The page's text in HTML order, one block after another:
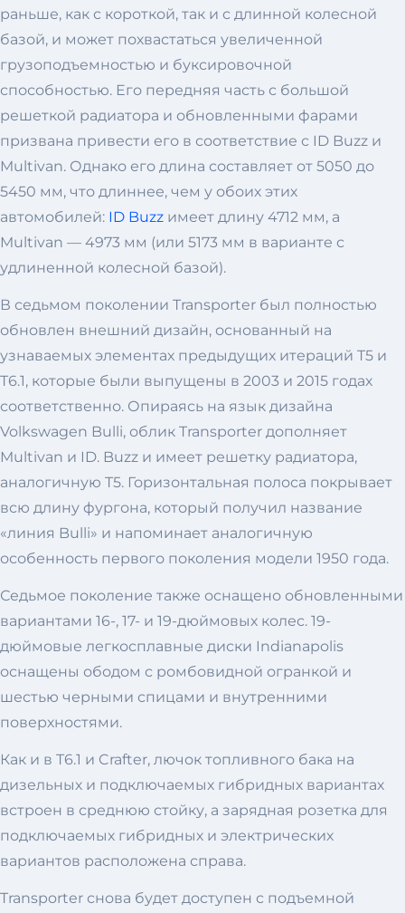
раньше, как с короткой, так и с длинной колесной
базой, и может похвастаться увеличенной
грузоподъемностью и буксировочной
способностью. Его передняя часть с большой
решеткой радиатора и обновленными фарами
призвана привести его в соответствие с ID Buzz и
Multivan. Однако его длина составляет от 5050 до
5450 мм, что длиннее, чем у обоих этих
автомобилей: ID Buzz имеет длину 4712 мм, а
Multivan — 4973 мм (или 5173 мм в варианте с
удлиненной колесной базой).
В седьмом поколении Transporter был полностью
обновлен внешний дизайн, основанный на
узнаваемых элементах предыдущих итераций T5 и
T6.1, которые были выпущены в 2003 и 2015 годах
соответственно. Опираясь на язык дизайна
Volkswagen Bulli, облик Transporter дополняет
Multivan и ID. Buzz и имеет решетку радиатора,
аналогичную T5. Горизонтальная полоса покрывает
всю длину фургона, который получил название
«линия Bulli» и напоминает аналогичную
особенность первого поколения модели 1950 года.
Седьмое поколение также оснащено обновленными
вариантами 16-, 17- и 19-дюймовых колес. 19-
дюймовые легкосплавные диски Indianapolis
оснащены ободом с ромбовидной огранкой и
шестью черными спицами и внутренними
поверхностями.
Как и в T6.1 и Crafter, лючок топливного бака на
дизельных и подключаемых гибридных вариантах
встроен в среднюю стойку, а зарядная розетка для
подключаемых гибридных и электрических
вариантов расположена справа.
Transporter снова будет доступен с подъемной